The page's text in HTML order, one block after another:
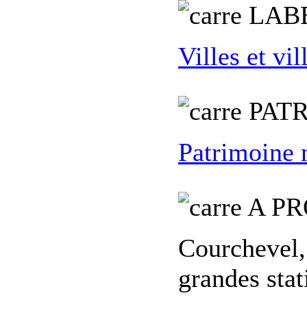
L
Villes et
Patrimoine
A
grandes